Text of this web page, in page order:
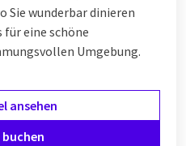
Sie wunderbar dinieren
eine schöne
Umgebung.
ansehen